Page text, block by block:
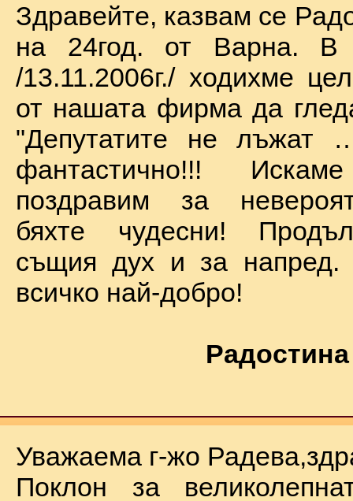
Здравейте, казвам се
на 24год. от Варна. В
/13.11.2006г./ ходихме
от нашата фирма да
"Депутатите не
фантастично!!!
поздравим за
бяхте чудесни!
същия дух и за
всичко най-добро!
Уважаема г-жо
Поклон за